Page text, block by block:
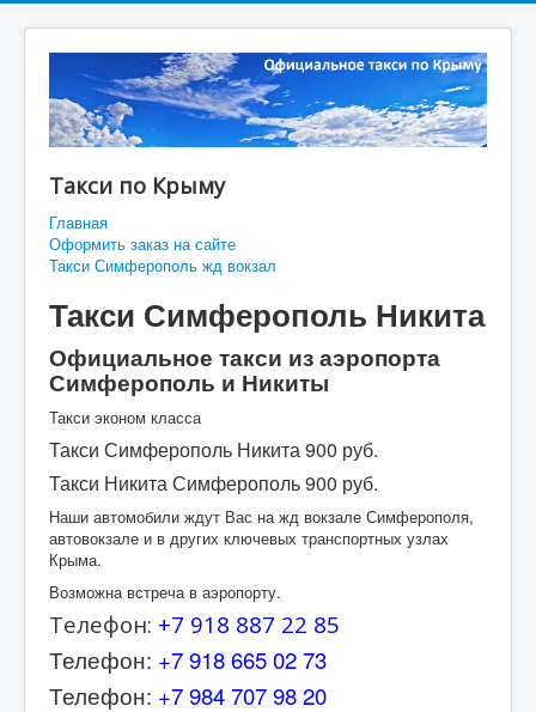
Такси по Крыму
Главная
Оформить заказ на сайте
Такси Симферополь жд вокзал
Такси Симферополь Никита
Официальное такси из аэропорта
Симферополь и Никиты
Такси эконом класса
Такси Симферополь Никита 900 руб.
Такси Никита Симферополь 900 руб.
Наши автомобили ждут Вас на жд вокзале Симферополя,
автовокзале и в других ключевых транспортных узлах
Крыма.
Возможна встреча в аэропорту.
Телефон: +7 918 887 22 85
Телефон: +7 918 665 02 73
Телефон: +7 984 707 98 20